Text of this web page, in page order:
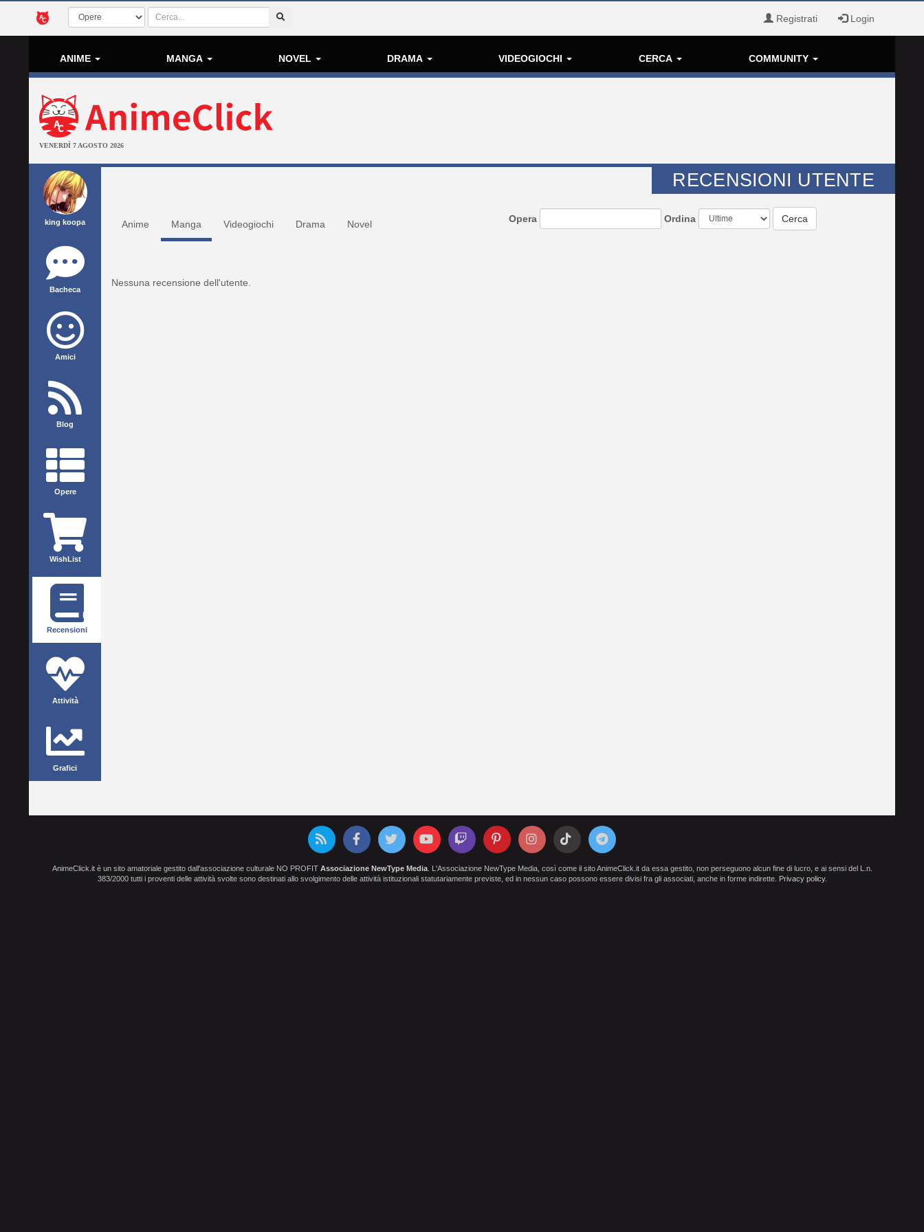
Registrati Login
ANIME MANGA NOVEL DRAMA VIDEOGIOCHI CERCA COMMUNITY
VENERDÌ 7 AGOSTO 2026
king koopa
Bacheca
Amici
Blog
Opere
WishList
Recensioni
Attività
Grafici
RECENSIONI UTENTE
Anime Manga Videogiochi Drama Novel Opera Ordina Cerca
Nessuna recensione dell'utente.
AnimeClick.it è un sito amatoriale gestito dall'associazione culturale NO PROFIT Associazione NewType Media. L'Associazione NewType Media, così come il sito AnimeClick.it da essa gestito, non perseguono alcun fine di lucro, e ai sensi del L.n.
383/2000 tutti i proventi delle attività svolte sono destinati allo svolgimento delle attività istituzionali statutariamente previste, ed in nessun caso possono essere divisi fra gli associati, anche in forme indirette. Privacy policy.